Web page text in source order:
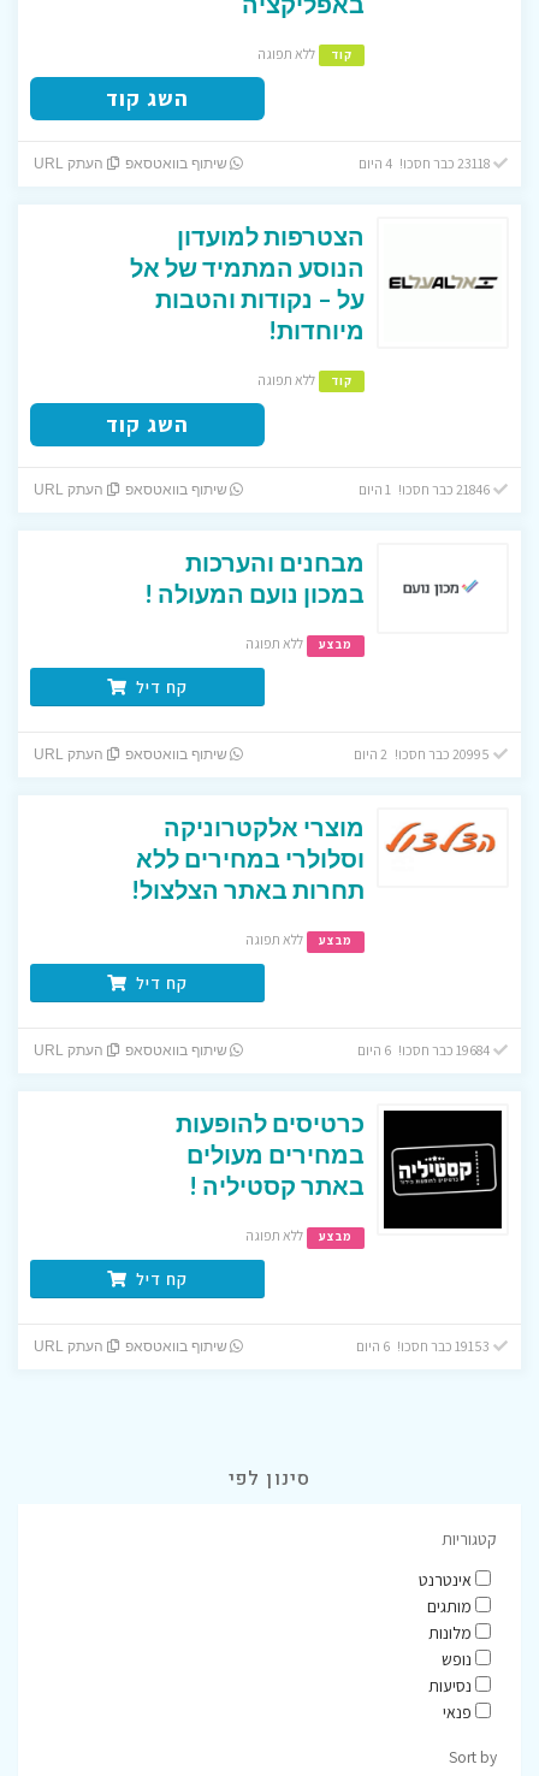
קוד ללא תפוגה
השג קוד
23118 כבר חסכו! 4 היום שיתוף בוואטסאפ העתק URL
הצטרפות למועדון
הנוסע המתמיד של אל
על – נקודות והטבות
מיוחדות!
קוד ללא תפוגה
השג קוד
21846 כבר חסכו! 1 היום שיתוף בוואטסאפ העתק URL
מבחנים והערכות
במכון נועם המעולה !
מבצע ללא תפוגה
קח דיל
שיתוף בוואטסאפ העתק URL
מוצרי אלקטרוניקה
וסלולרי במחירים ללא
תחרות באתר הצלצול!
מבצע ללא תפוגה
קח דיל
19684 כבר חסכו! 6 היום שיתוף בוואטסאפ העתק URL
כרטיסים להופעות
במחירים מעולים
באתר קסטיליה !
מבצע ללא תפוגה
קח דיל
שיתוף בוואטסאפ העתק URL
סינון לפי
קטגוריות
אינטרנט
מותגים
מלונות
נופש
נסיעות
פנאי
Sort by